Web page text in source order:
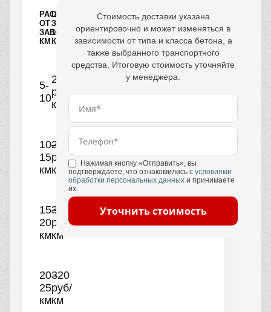
РАССТОЯНИЕ
ОТ
ЗАВОДА,
КМ
ЦЕНА
ЗА
1
КУБ
5-
10
250
руб/
км
10–
15
км
290
руб/
км
15–
20
км
300
руб/
км
20–
25
км
320
руб/
км
Стоимость доставки указана
ориентировочно и может изменяться в
зависимости от типа и класса бетона, а
также выбранного транспортного
средства. Итоговую стоимость уточняйте
у менеджера.
Нажимая кнопку «Отправить», вы
подтверждаете, что ознакомились с условиями
обработки персональных данных и принимаете
их.
Уточнить стоимость